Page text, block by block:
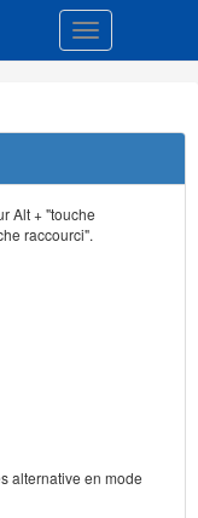
Toggle
Alt + "touche
raccourci".
alternative en mode